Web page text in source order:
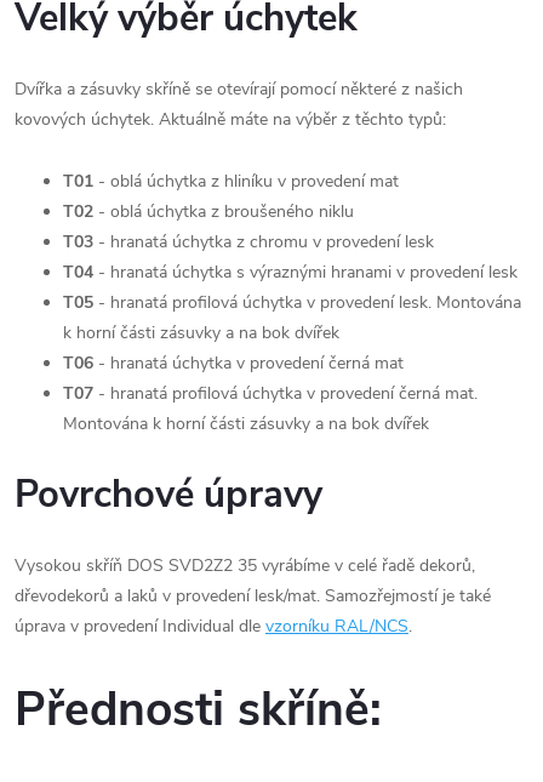
Velký výběr úchytek
Dvířka a zásuvky skříně se otevírají pomocí některé z našich
kovových úchytek. Aktuálně máte na výběr z těchto typů:
T01 - oblá úchytka z hliníku v provedení mat
T02 - oblá úchytka z broušeného niklu
T03 - hranatá úchytka z chromu v provedení lesk
T04 - hranatá úchytka s výraznými hranami v provedení lesk
T05 - hranatá profilová úchytka v provedení lesk. Montována
k horní části zásuvky a na bok dvířek
T06 - hranatá úchytka v provedení černá mat
T07 - hranatá profilová úchytka v provedení černá mat.
Montována k horní části zásuvky a na bok dvířek
Povrchové úpravy
Vysokou skříň DOS SVD2Z2 35 vyrábíme v celé řadě dekorů,
dřevodekorů a laků v provedení lesk/mat. Samozřejmostí je také
úprava v provedení Individual dle vzorníku RAL/NCS.
Přednosti skříně: